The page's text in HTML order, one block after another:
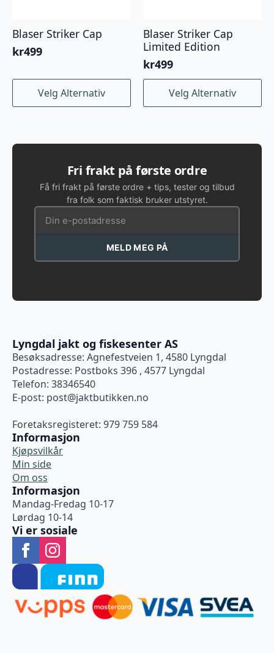
Blaser Striker Cap
kr499
Velg Alternativ
Dette
produktet
Alternativene
produktsiden
Blaser Striker Cap
Limited Edition
kr499
Velg Alternativ
Dette
produktet
kan
velges
på
produktsiden
Fri frakt på første ordre
Få fri frakt på første ordre + tips, tester og tilbud
fra folk som faktisk bruker utstyret.
MELD MEG PÅ
Lyngdal jakt og fiskesenter AS
Besøksadresse: Agnefestveien 1, 4580 Lyngdal
Postadresse: Postboks 396 , 4577 Lyngdal
Telefon: 38346540
E-post: post@jaktbutikken.no
Foretaksregisteret: 979 759 584
Informasjon
Kjøpsvilkår
Min side
Om oss
Informasjon
Mandag-Fredag 10-17
Lørdag 10-14
Vi er sosiale